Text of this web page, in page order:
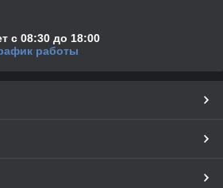
с 08:30 до 18:00
работы